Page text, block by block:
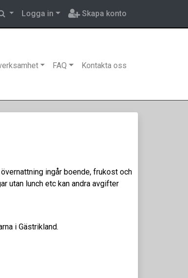
Logga in Skapa konto
FAQ Kontakta oss
ingår boende, frukost och
utan lunch etc kan andra avgifter
i Gästrikland.